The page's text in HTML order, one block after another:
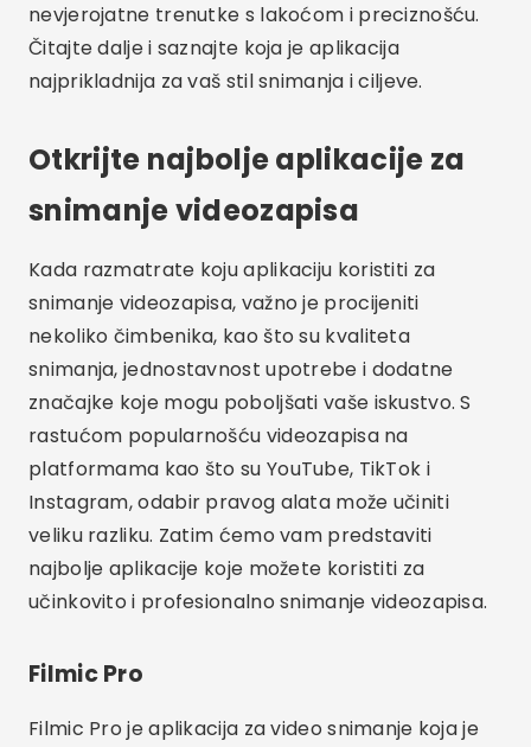
nevjerojatne trenutke s lakoćom i preciznošću.
Čitajte dalje i saznajte koja je aplikacija
najprikladnija za vaš stil snimanja i ciljeve.
Otkrijte najbolje aplikacije za
snimanje videozapisa
Kada razmatrate koju aplikaciju koristiti za
snimanje videozapisa, važno je procijeniti
nekoliko čimbenika, kao što su kvaliteta
snimanja, jednostavnost upotrebe i dodatne
značajke koje mogu poboljšati vaše iskustvo. S
rastućom popularnošću videozapisa na
platformama kao što su YouTube, TikTok i
Instagram, odabir pravog alata može učiniti
veliku razliku. Zatim ćemo vam predstaviti
najbolje aplikacije koje možete koristiti za
učinkovito i profesionalno snimanje videozapisa.
Filmic Pro
Filmic Pro je aplikacija za video snimanje koja je